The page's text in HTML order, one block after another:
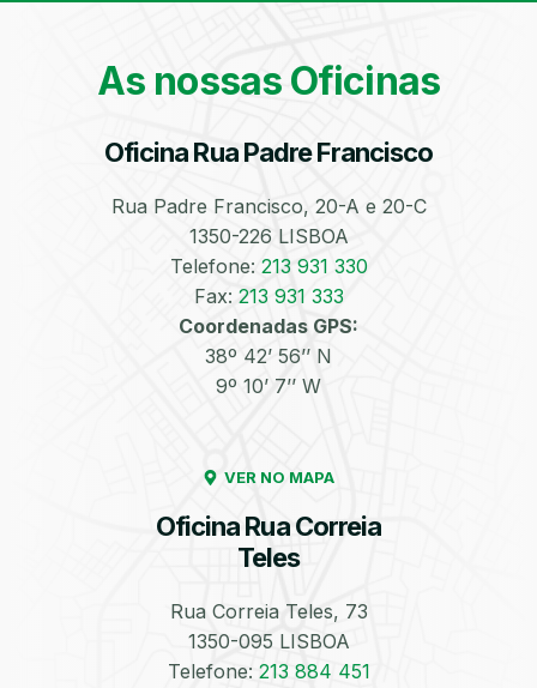
As nossas Oficinas
Oficina Rua Padre Francisco
Rua Padre Francisco, 20-A e 20-C
1350-226 LISBOA
Telefone: 213 931 330
Fax: 213 931 333
Coordenadas GPS:
38º 42’ 56’’ N
9º 10’ 7’’ W
VER NO MAPA
Oficina Rua Correia
Teles
Rua Correia Teles, 73
1350-095 LISBOA
Telefone: 213 884 451
Bate-Chapas
Higienização e
Automóvel
Equilibragem das
Rodas
Desempeno de
Jantes